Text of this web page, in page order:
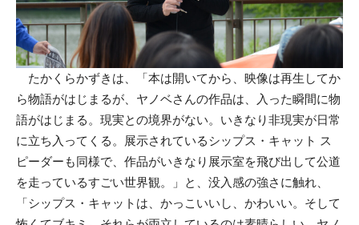
たかくらかずきは、「本は開いてから、映像は再生してか
ら物語がはじまるが、ヤノベさんの作品は、入った瞬間に物
語がはじまる。現実との境界がない。いきなり非現実が日常
に立ち入ってくる。展示されているシップス・キャット ス
ピーダーも同様で、作品がいきなり展示室を飛び出して公道
を走っているすごい世界観。」と、没入感の強さに触れ、
「シップス・キャットは、かっこいいし、かわいい。そして